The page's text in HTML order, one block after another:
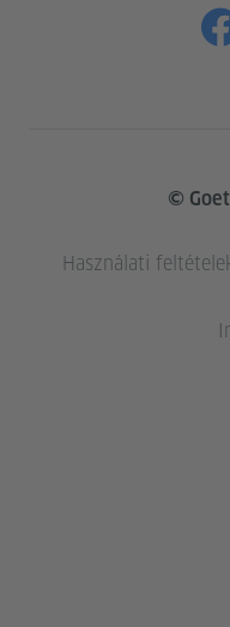
©
Használati